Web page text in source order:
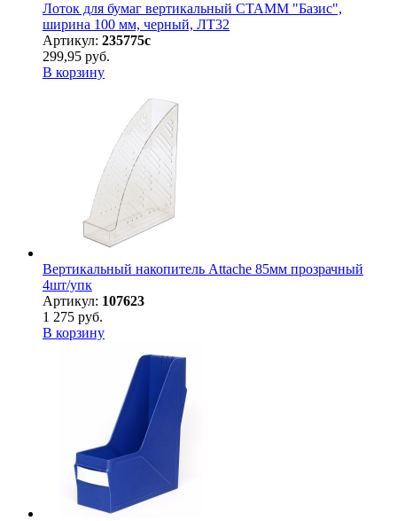
Лоток для бумаг вертикальный СТАММ "Базис",
ширина 100 мм, черный, ЛТ32
Артикул: 235775с
299,95 руб.
В корзину
Вертикальный накопитель Attache 85мм прозрачный
4шт/упк
Артикул: 107623
1 275 руб.
В корзину